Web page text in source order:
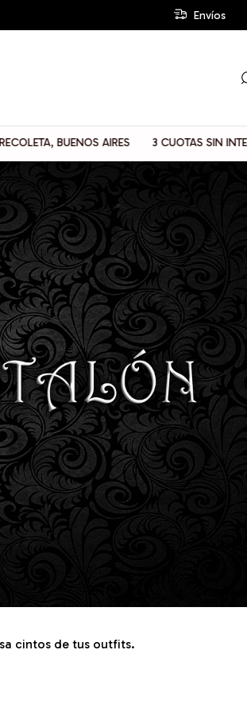
Envíos
BUENOS AIRES 3 CUOTAS SIN INTERÉS -
cintos de tus outfits.